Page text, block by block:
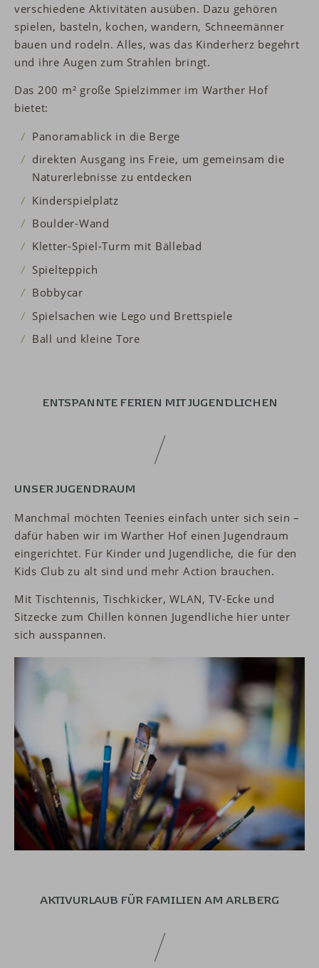
verschiedene Aktivitäten ausüben. Dazu gehören
spielen, basteln, kochen, wandern, Schneemänner
bauen und rodeln. Alles, was das Kinderherz begehrt
und ihre Augen zum Strahlen bringt.
Das 200 m² große Spielzimmer im Warther Hof
bietet:
Panoramablick in die Berge
direkten Ausgang ins Freie, um gemeinsam die
Naturerlebnisse zu entdecken
Kinderspielplatz
Boulder-Wand
Kletter-Spiel-Turm mit Bällebad
Spielteppich
Bobbycar
Spielsachen wie Lego und Brettspiele
Ball und kleine Tore
ENTSPANNTE FERIEN MIT JUGENDLICHEN
UNSER JUGENDRAUM
Manchmal möchten Teenies einfach unter sich sein –
dafür haben wir im Warther Hof einen Jugendraum
eingerichtet. Für Kinder und Jugendliche, die für den
Kids Club zu alt sind und mehr Action brauchen.
Mit Tischtennis, Tischkicker, WLAN, TV-Ecke und
Sitzecke zum Chillen können Jugendliche hier unter
sich ausspannen.
AKTIVURLAUB FÜR FAMILIEN AM ARLBERG